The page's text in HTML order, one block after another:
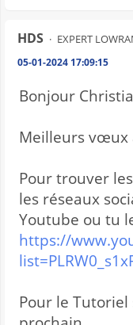
HDS EXPERT
05-01-2024 17:09:15
Bonjour
Meilleurs vœux
Pour trouver
les réseaux
Youtube ou tu
https://
Pour le